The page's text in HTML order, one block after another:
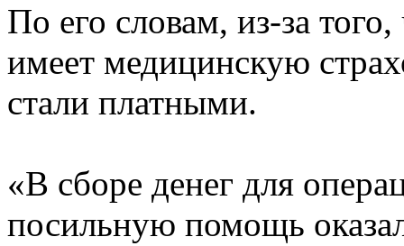
По его словам, из-за
имеет медицинскую
стали платными.
«В сборе денег для
посильную помощь